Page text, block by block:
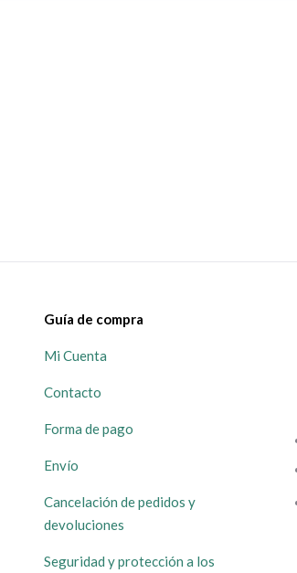
Guía de compra
Mi Cuenta
Contacto
Forma de pago
Envío
Cancelación de pedidos y
devoluciones
Seguridad y protección a los